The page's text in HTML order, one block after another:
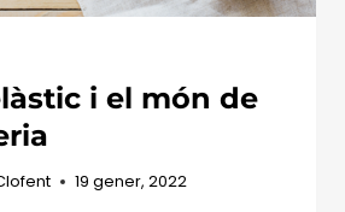
i el món de
19 gener, 2022